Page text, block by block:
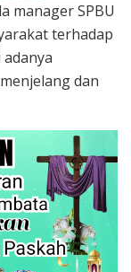
manager SPBU
terhadap
dan